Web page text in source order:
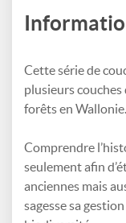
Cette série de
plusieurs couches
forêts en Wallonie.
Comprendre
seulement afin
anciennes mais
sagesse sa